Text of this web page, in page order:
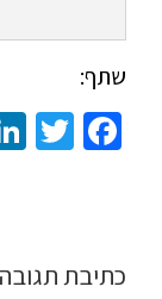
שתף:
כתיבת תגובה